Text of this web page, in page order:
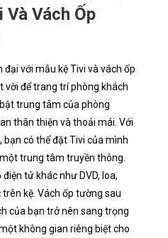
Vách Ốp
đại với mẫu kệ Tivi và vách ốp
vời để trang trí phòng khách
trung tâm của phòng
thân thiện và thoải mái. Với
bạn có thể đặt Tivi của mình
trung tâm truyền thông.
tử khác như DVD, loa,
kệ. Vách ốp tường sau
của bạn trở nên sang trọng
không gian riêng biệt cho